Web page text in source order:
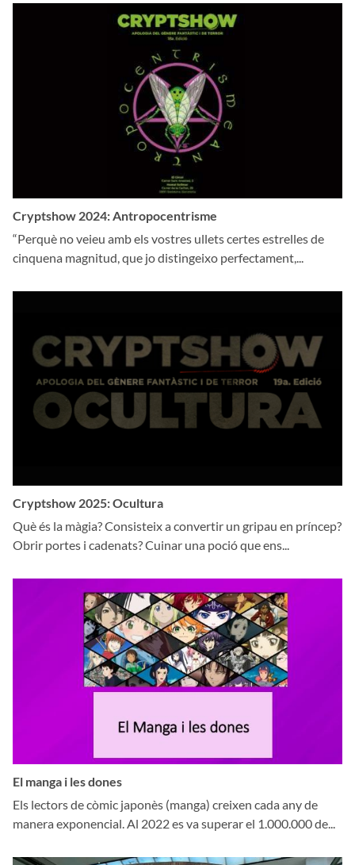
Cryptshow 2024: Antropocentrisme
“Perquè no veieu amb els vostres ullets certes estrelles de
cinquena magnitud, que jo distingeixo perfectament,...
Cryptshow 2025: Ocultura
Què és la màgia? Consisteix a convertir un gripau en príncep?
Obrir portes i cadenats? Cuinar una poció que ens...
El manga i les dones
Els lectors de còmic japonès (manga) creixen cada any de
manera exponencial. Al 2022 es va superar el 1.000.000 de...